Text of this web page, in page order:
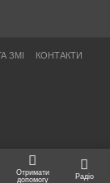
ЗМІ КОНТАКТИ
Отримати
допомогу
Радіо